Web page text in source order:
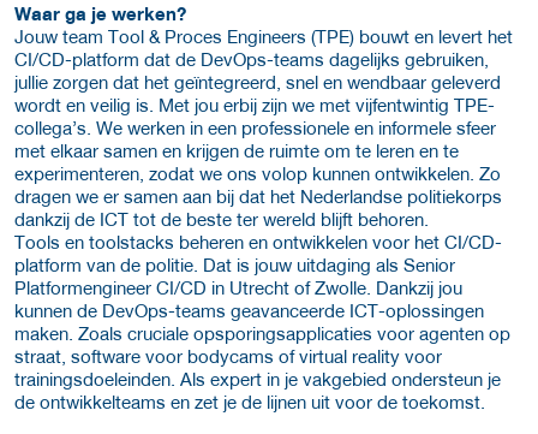
Waar ga je werken?
Jouw team Tool & Proces Engineers (TPE) bouwt en levert het
CI/CD-platform dat de DevOps-teams dagelijks gebruiken,
jullie zorgen dat het geïntegreerd, snel en wendbaar geleverd
wordt en veilig is. Met jou erbij zijn we met vijfentwintig TPE-
collega’s. We werken in een professionele en informele sfeer
met elkaar samen en krijgen de ruimte om te leren en te
experimenteren, zodat we ons volop kunnen ontwikkelen. Zo
dragen we er samen aan bij dat het Nederlandse politiekorps
dankzij de ICT tot de beste ter wereld blijft behoren.
Tools en toolstacks beheren en ontwikkelen voor het CI/CD-
platform van de politie. Dat is jouw uitdaging als Senior
Platformengineer CI/CD in Utrecht of Zwolle. Dankzij jou
kunnen de DevOps-teams geavanceerde ICT-oplossingen
maken. Zoals cruciale opsporingsapplicaties voor agenten op
straat, software voor bodycams of virtual reality voor
trainingsdoeleinden. Als expert in je vakgebied ondersteun je
de ontwikkelteams en zet je de lijnen uit voor de toekomst.